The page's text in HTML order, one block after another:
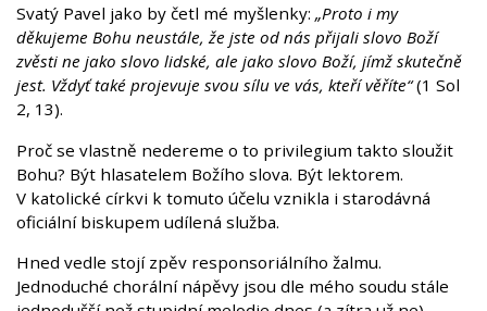
Svatý Pavel jako by četl mé myšlenky: „Proto i my
děkujeme Bohu neustále, že jste od nás přijali slovo Boží
zvěsti ne jako slovo lidské, ale jako slovo Boží, jímž skutečně
jest. Vždyť také projevuje svou sílu ve vás, kteří věříte“(1 Sol
2, 13).
Proč se vlastně nedereme o to privilegium takto sloužit
Bohu? Být hlasatelem Božího slova. Být lektorem.
V katolické církvi k tomuto účelu vznikla i starodávná
oficiální biskupem udílená služba.
Hned vedle stojí zpěv responsoriálního žalmu.
Jednoduché chorální nápěvy jsou dle mého soudu stále